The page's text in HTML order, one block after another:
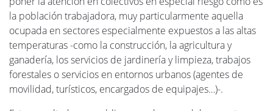
la población trabajadora, muy particularmente aquella
ocupada en sectores especialmente expuestos a las altas
temperaturas -como la construcción, la agricultura y
ganadería, los servicios de jardinería y limpieza, trabajos
forestales o servicios en entornos urbanos (agentes de
movilidad, turísticos, encargados de equipajes…)-.